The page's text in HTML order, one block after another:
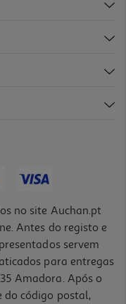
no site Auchan.pt
Antes do registo e
servem
para entregas
Amadora. Após o
do código postal,